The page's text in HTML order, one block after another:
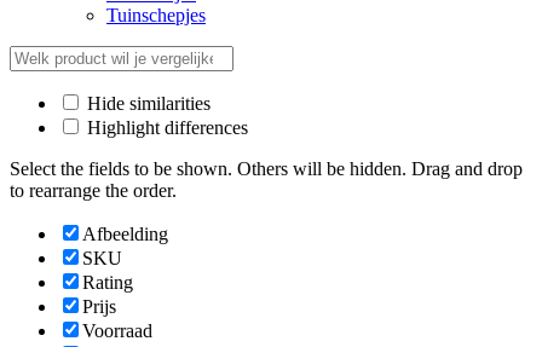
Tuinschepjes
Hide similarities
Highlight differences
Select the fields to be shown. Others will be hidden. Drag and drop
to rearrange the order.
Afbeelding
SKU
Rating
Prijs
Voorraad